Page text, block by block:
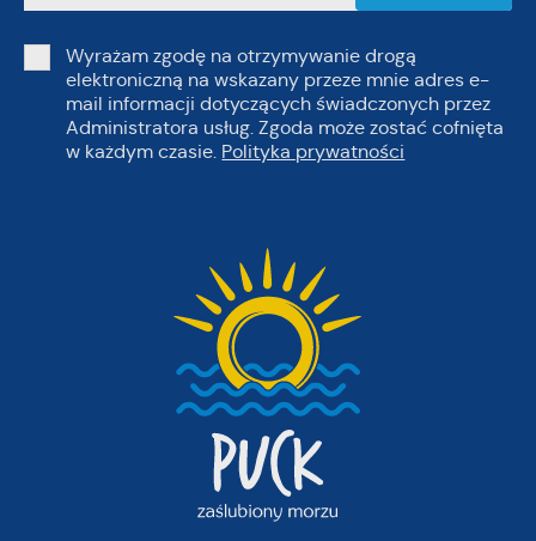
Wyrażam zgodę na otrzymywanie drogą
elektroniczną na wskazany przeze mnie adres e-
mail informacji dotyczących świadczonych przez
Administratora usług. Zgoda może zostać cofnięta
w każdym czasie. Polityka prywatności